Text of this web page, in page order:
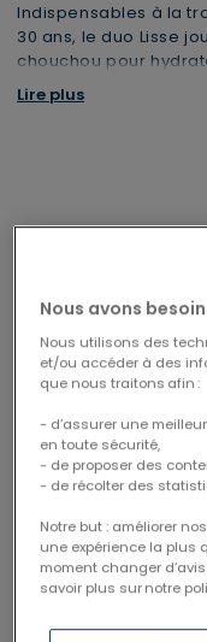
Indispensables à la
30 ans, le duo Lisse
chouchou pour
Ce duo est composé
- Notre Crème de jour
Lire plus
1
Livraison
à
Le pack
Nous avons
Nous utilisons des
et/ou accéder à des
que nous traitons afin :
- d’assurer une
en toute sécurité,
- de proposer des
- de récolter des
Notre but : améliorer
une expérience la plus
moment changer
savoir plus sur notre